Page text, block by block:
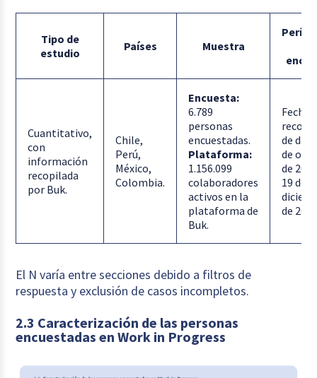
Tipo de
estudio
Países Muestra
Cuantitativo,
con
información
recopilada
por Buk.
Chile,
Perú,
México,
Colombia.
Encuesta:
6.789
personas
encuestadas.
Plataforma:
1.156.099
colaboradores
activos en la
plataforma de
Buk.
Fecha
de
de
de
19 de
de
El N varía entre secciones debido a filtros de
respuesta y exclusión de casos incompletos.
2.3 Caracterización de las personas
encuestadas en Work in Progress